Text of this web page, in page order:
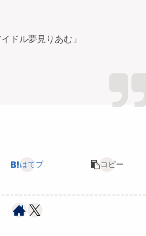
ドル夢見りあむ」
はてブ コピー